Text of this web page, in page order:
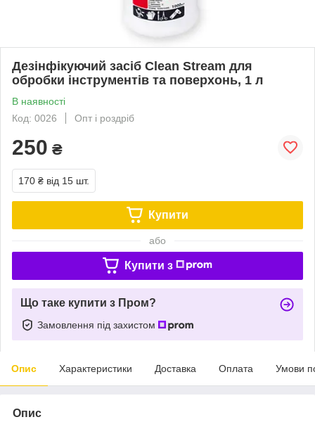
Дезінфікуючий засіб Clean Stream для
обробки інструментів та поверхонь, 1 л
В наявності
Код: 0026
Опт і роздріб
250 ₴
170 ₴ від 15 шт.
Купити
або
Купити з
Що таке купити з Пром?
Замовлення під захистом
Опис Характеристики Доставка Оплата Умови
Опис